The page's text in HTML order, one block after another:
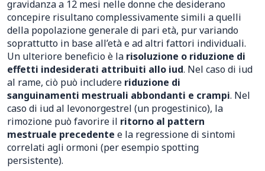
gravidanza a 12 mesi nelle donne che desiderano
concepire risultano complessivamente simili a quelli
della popolazione generale di pari età, pur variando
soprattutto in base all’età e ad altri fattori individuali.
Un ulteriore beneficio è la risoluzione o riduzione di
effetti indesiderati attribuiti allo iud. Nel caso di iud
al rame, ciò può includere riduzione di
sanguinamenti mestruali abbondanti e crampi. Nel
caso di iud al levonorgestrel (un progestinico), la
rimozione può favorire il ritorno al pattern
mestruale precedente e la regressione di sintomi
correlati agli ormoni (per esempio spotting
persistente).